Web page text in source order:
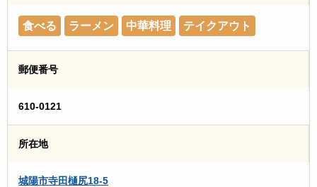
食べる ラーメン 中華料理 テイクアウト
郵便番号
610-0121
所在地
城陽市寺田樋尻18-5